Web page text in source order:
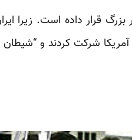
بزرگ قرار داده است. زیرا
شرکت کردند و